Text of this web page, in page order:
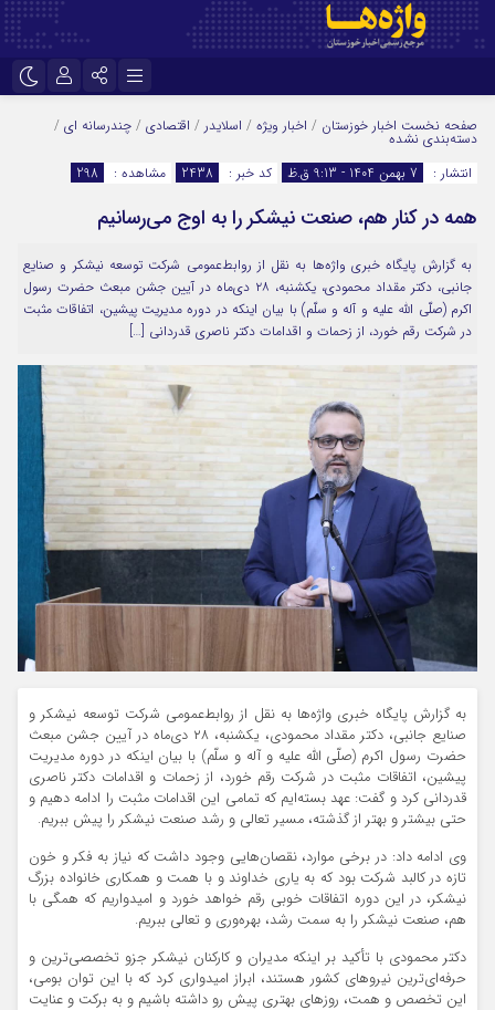
اینستاگرام
تلگرام
سروش
ایتا
آپارات
مرا به خاطر بسپار
صفحه نخست اخبار خوزستان / اخبار ویژه / اسلایدر / اقتصادی / چندرسانه ای /
دسته‌بندی نشده
انتشار :
7 بهمن 1404 - 9:13 ق.ظ کد خبر : 2438 مشاهده : 298
همه در کنار هم، صنعت نیشکر را به اوج می‌رسانیم
به گزارش پایگاه خبری واژه‌ها به نقل از روابط‌عمومی شرکت توسعه نیشکر و صنایع
جانبی، دکتر مقداد محمودی، یکشنبه، ۲۸ دی‌ماه در آیین جشن مبعث حضرت رسول
اکرم (صلّی الله علیه و آله و سلّم) با بیان اینکه در دوره مدیریت پیشین، اتفاقات مثبت
در شرکت رقم خورد، از زحمات و اقدامات دکتر ناصری قدردانی […]
به گزارش پایگاه خبری واژه‌ها به نقل از روابط‌عمومی شرکت توسعه نیشکر و
صنایع جانبی، دکتر مقداد محمودی، یکشنبه، ۲۸ دی‌ماه در آیین جشن مبعث
حضرت رسول اکرم (صلّی الله علیه و آله و سلّم) با بیان اینکه در دوره مدیریت
پیشین، اتفاقات مثبت در شرکت رقم خورد، از زحمات و اقدامات دکتر ناصری
قدردانی کرد و گفت: عهد بسته‌ایم که تمامی این اقدامات مثبت را ادامه دهیم و
حتی بیشتر و بهتر از گذشته، مسیر تعالی و رشد صنعت نیشکر را پیش ببریم.
وی ادامه داد: در برخی موارد، نقصان‌هایی وجود داشت که نیاز به فکر و خون
تازه در کالبد شرکت بود که به یاری خداوند و با همت و همکاری خانواده بزرگ
نیشکر، در این دوره اتفاقات خوبی رقم خواهد خورد و امیدواریم که همگی با
هم، صنعت نیشکر را به سمت رشد، بهره‌وری و تعالی ببریم.
دکتر محمودی با تأکید بر اینکه مدیران و کارکنان نیشکر جزو تخصصی‌ترین و
حرفه‌ای‌ترین نیروهای کشور هستند، ابراز امیدواری کرد که با این توان بومی،
این تخصص و همت، روزهای بهتری پیش رو داشته باشیم و به برکت و عنایت